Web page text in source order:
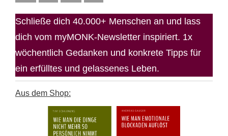
Schließe dich 40.000+ Menschen an und lass
dich vom myMONK-Newsletter inspiriert. 1x
wöchentlich Gedanken und konkrete Tipps für
ein erfülltes und gelassenes Leben.
Aus dem Shop: